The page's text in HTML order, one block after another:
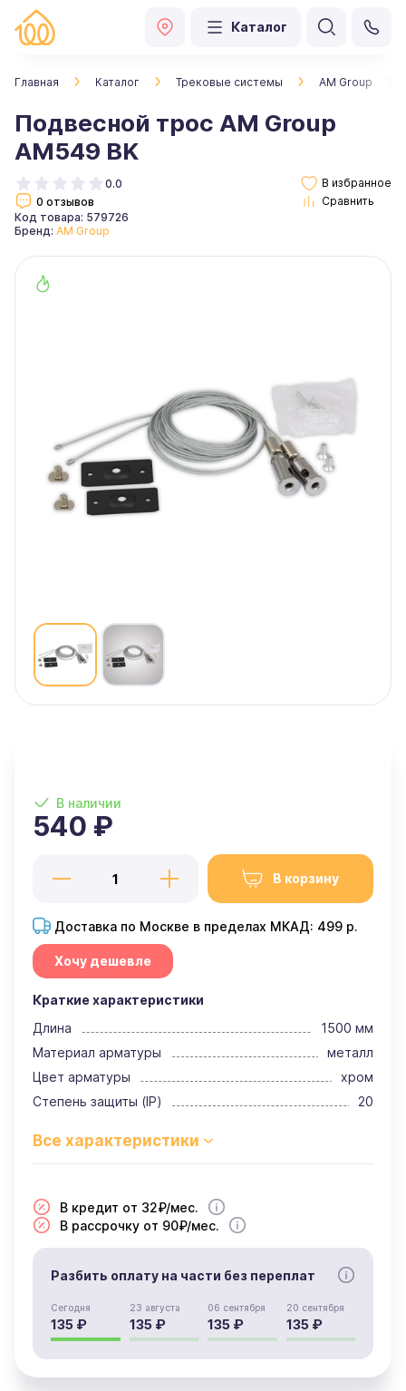
Каталог
Главная Каталог Трековые системы AM Group
Подвесной трос AM Group
AM549 BK
0.0
0 отзывов
Код товара: 579726
Бренд: AM Group
В наличии
540 ₽
В корзину
Доставка по Москве в пределах МКАД: 499 р.
Хочу дешевле
Краткие характеристики
Длина
1500 мм
Материал арматуры
металл
Цвет арматуры
хром
Степень защиты (IP)
20
В кредит от 32₽/мес.
В рассрочку от 90₽/мес.
Разбить оплату на части без переплат
Сегодня
135 ₽
23 августа
135 ₽
06 сентября
135 ₽
20 сентября
135 ₽